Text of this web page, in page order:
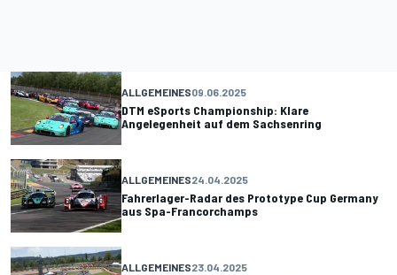
ALLGEMEINES09.06.2025
DTM eSports Championship: Klare
Angelegenheit auf dem Sachsenring
ALLGEMEINES24.04.2025
Fahrerlager-Radar des Prototype Cup Germany
aus Spa-Francorchamps
ALLGEMEINES23.04.2025